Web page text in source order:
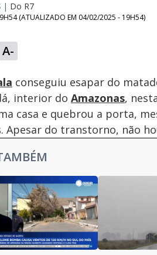
| Do R7
(ATUALIZADO EM 04/02/2025 - 19H54)
A-
Ativar
Som
conseguiu esapar do
interior do Amazonas,
casa e quebrou a porta,
Apesar do transtorno, não